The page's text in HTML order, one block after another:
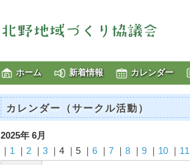
ホーム 新着情報 カレンダー
カレンダー（サークル活動）
2025年 6月
1 2 3 ｜4 ｜5 ｜ 6 7 8 9 10 11